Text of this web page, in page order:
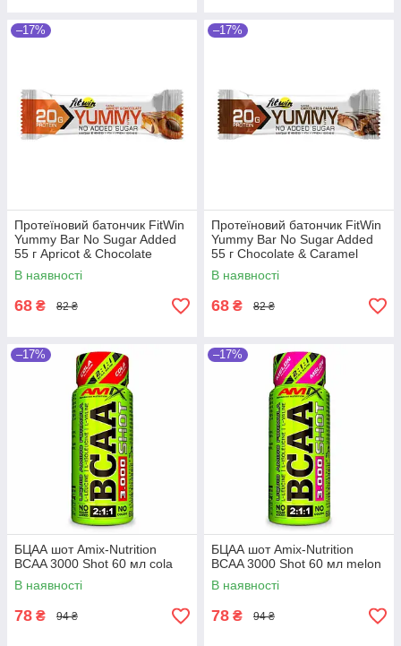
–17%
Протеїновий батончик FitWin
Yummy Bar No Sugar Added
55 г Apricot & Chocolate
В наявності
68 ₴ 82 ₴
–17%
Протеїновий батончик FitWin
Yummy Bar No Sugar Added
55 г Chocolate & Caramel
В наявності
68 ₴ 82 ₴
–17%
БЦАА шот Amix-Nutrition
BCAA 3000 Shot 60 мл cola
В наявності
78 ₴ 94 ₴
–17%
БЦАА шот Amix-Nutrition
BCAA 3000 Shot 60 мл melon
В наявності
78 ₴ 94 ₴